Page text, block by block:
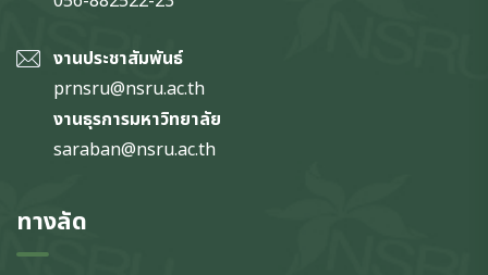
งานประชาสัมพันธ์
prnsru@nsru.ac.th
งานธุรการมหาวิทยาลัย
saraban@nsru.ac.th
ทางลัด